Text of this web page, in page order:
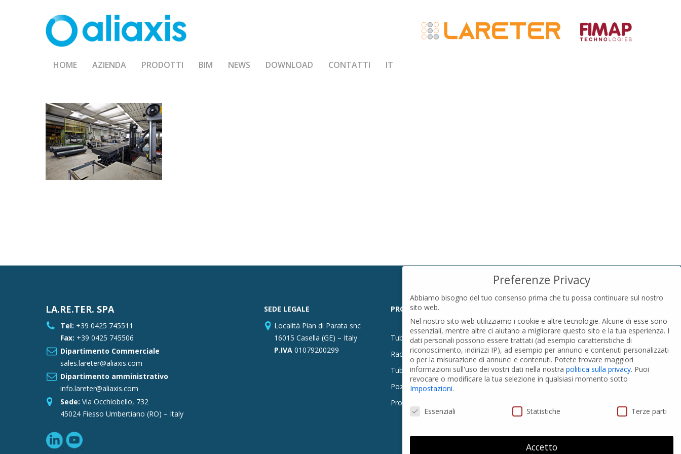
HOME AZIENDA PRODOTTI BIM NEWS DOWNLOAD CONTATTI IT
LA.RE.TER. SPA
Tel: +39 0425 745511
Fax: +39 0425 745506
Dipartimento Commerciale
sales.lareter@aliaxis.com
Dipartimento amministrativo
info.lareter@aliaxis.com
Sede: Via Occhiobello, 732
45024 Fiesso Umbertiano (RO) – Italy
SEDE LEGALE
Località Pian di Parata snc
16015 Casella (GE) – Italy
P.IVA01079200299
PRODOTTI
Tubi PVC
Raccordi PVC
Tubi e Raccordi in PVC-A
Pozzi Artesiani
Prodotti speciali
Privacy Policy
Cookies Policy
GDPR Personal data
Modifica impostazione Cookies
Preferenze Privacy
Abbiamo bisogno del tuo consenso prima che tu possa continuare sul nostro
sito web.
Nel nostro sito web utilizziamo i cookie e altre tecnologie. Alcune di esse sono
essenziali, mentre altre ci aiutano a migliorare questo sito e la tua esperienza. I
dati personali possono essere trattati (ad esempio caratteristiche di
riconoscimento, indirizzi IP), ad esempio per annunci e contenuti personalizzati
o per la misurazione di annunci e contenuti. Potete trovare maggiori
informazioni sull'uso dei vostri dati nella nostra politica sulla privacy. Puoi
revocare o modificare la tua selezione in qualsiasi momento sotto
Impostazioni.
Preferenze Privacy
Essenziali Statistiche Terze parti
Accetto